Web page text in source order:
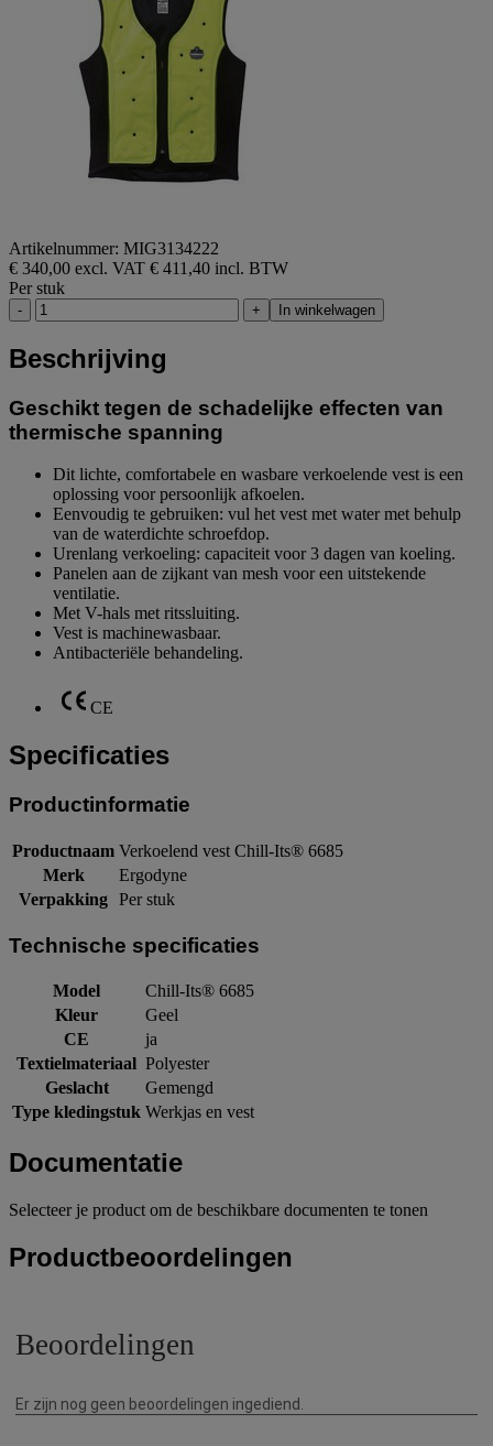
Artikelnummer: MIG3134222
€ 340,00 excl. VAT € 411,40 incl. BTW
Per stuk
- + In winkelwagen
Beschrijving
Geschikt tegen de schadelijke effecten van
thermische spanning
Dit lichte, comfortabele en wasbare verkoelende vest is een
oplossing voor persoonlijk afkoelen.
Eenvoudig te gebruiken: vul het vest met water met behulp
van de waterdichte schroefdop.
Urenlang verkoeling: capaciteit voor 3 dagen van koeling.
Panelen aan de zijkant van mesh voor een uitstekende
ventilatie.
Met V-hals met ritssluiting.
Vest is machinewasbaar.
Antibacteriële behandeling.
CE
Specificaties
Productinformatie
Productnaam Verkoelend vest Chill-Its® 6685
Merk
Ergodyne
Verpakking Per stuk
Technische specificaties
Model
Chill-Its® 6685
Kleur
Geel
CE
ja
Textielmateriaal Polyester
Geslacht
Gemengd
Type kledingstuk Werkjas en vest
Documentatie
Selecteer je product om de beschikbare documenten te tonen
Productbeoordelingen